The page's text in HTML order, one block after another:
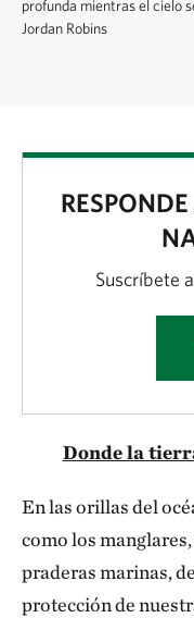
profunda mientras el cielo
Jordan Robins
Suscríbete
Donde la
En las orillas del
como los
praderas marinas,
protección de